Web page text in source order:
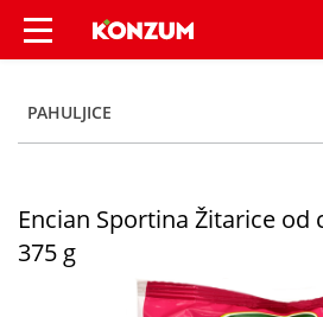
Encian Sportina
PAHULJICE
Encian Sportina Žitarice od
375 g